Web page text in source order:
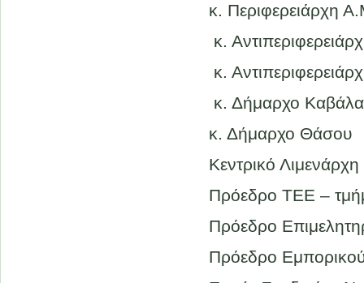
κ. Περιφερειάρχη
κ.
κ.
κ. Δήμαρχο
κ. Δήμαρχο Θάσου
Kεντρικό
Πρόεδρο ΤΕΕ –
Πρόεδρο
Πρόεδρο